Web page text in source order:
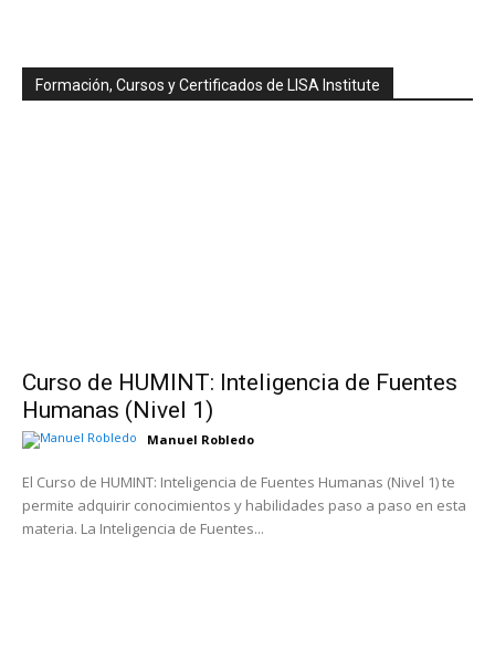
Formación, Cursos y Certificados de LISA Institute
Curso de HUMINT: Inteligencia de Fuentes
Humanas (Nivel 1)
Manuel Robledo
El Curso de HUMINT: Inteligencia de Fuentes Humanas (Nivel 1) te
permite adquirir conocimientos y habilidades paso a paso en esta
materia. La Inteligencia de Fuentes...